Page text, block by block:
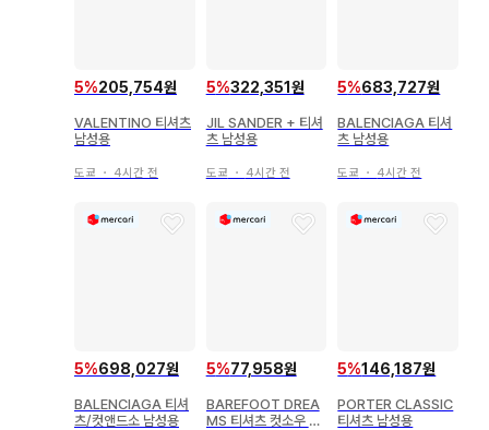
5%205,754원
VALENTINO 티셔츠
남성용
도쿄 ・ 4시간 전
5%322,351원
JIL SANDER + 티셔
츠 남성용
도쿄 ・ 4시간 전
5%683,727원
BALENCIAGA 티셔
츠 남성용
도쿄 ・ 4시간 전
5%698,027원
BALENCIAGA 티셔
츠/컷앤드소 남성용
5%77,958원
BAREFOOT DREA
MS 티셔츠 컷소우 남
5%146,187원
PORTER CLASSIC
티셔츠 남성용